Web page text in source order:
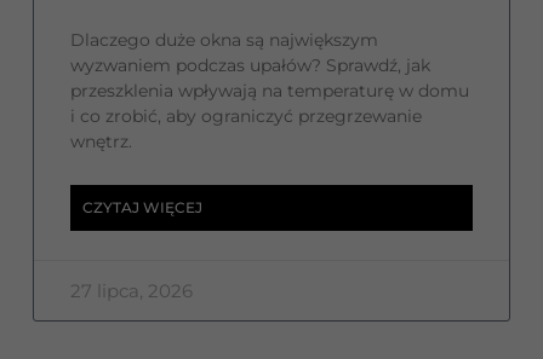
Dlaczego duże okna są największym
wyzwaniem podczas upałów? Sprawdź, jak
przeszklenia wpływają na temperaturę w domu
i co zrobić, aby ograniczyć przegrzewanie
wnętrz.
CZYTAJ WIĘCEJ
27 lipca, 2026